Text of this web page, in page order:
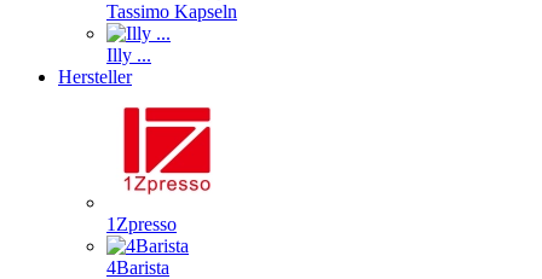
Tassimo Kapseln
Illy ...
Hersteller
1Zpresso
4Barista